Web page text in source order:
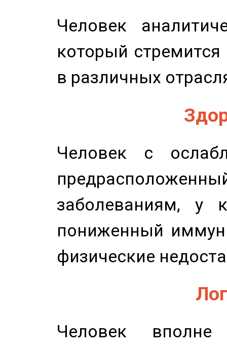
Человек
который
в различных
Человек с
заболеваниям, у
пониженный
физические
Человек